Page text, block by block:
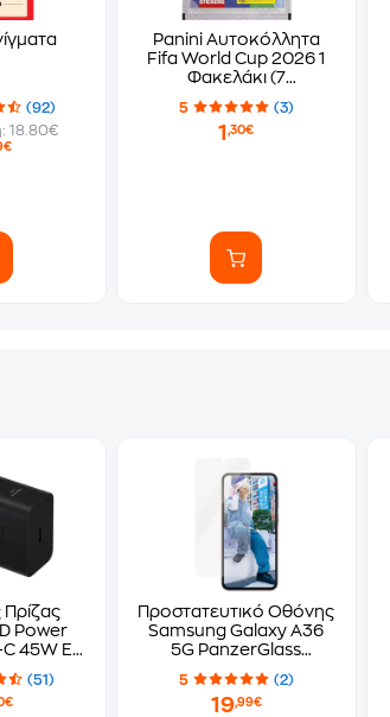
(92)
18.80€
Panini Αυτοκόλλητα
Fifa World Cup 2026 1
Φακελάκι (7
Αυτοκόλλητα)
5 (3)
1,30€
Power
45W EU
- Μαύρο
(51)
Προστατευτικό Οθόνης
Samsung Galaxy A36
5G PanzerGlass
PGRNUWFG38083 -
Διάφανο
5 (2)
19,99€